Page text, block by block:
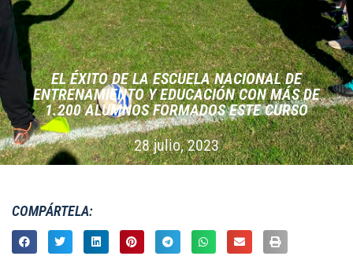
EL ÉXITO DE LA ESCUELA NACIONAL DE
ENTRENAMIENTO Y EDUCACIÓN CON MÁS DE
1.200 ALUMNOS FORMADOS ESTE CURSO
28 julio, 2023
COMPÁRTELA: